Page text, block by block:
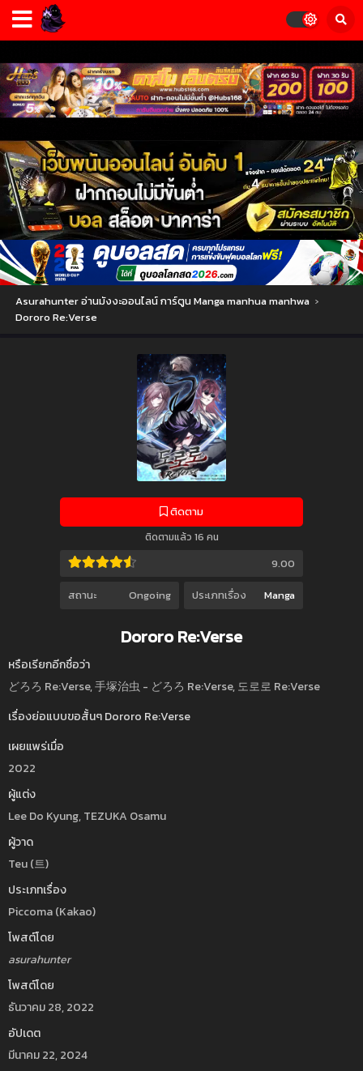
Asurahunter อ่านมังงะออนไลน์ การ์ตูน Manga manhua manhwa ›
Dororo Re:Verse
ติดตาม
ติดตามแล้ว 16 คน
9.00
สถานะ Ongoing ประเภทเรื่อง Manga
Dororo Re:Verse
หรือเรียกอีกชื่อว่า
どろろ Re:Verse, 手塚治虫 - どろろ Re:Verse, 도로로 Re:Verse
เรื่องย่อแบบขอสั้นๆ Dororo Re:Verse
เผยแพร่เมื่อ
2022
ผู้แต่ง
Lee Do Kyung, TEZUKA Osamu
ผู้วาด
Teu (트)
ประเภทเรื่อง
Piccoma (Kakao)
โพสต์โดย
asurahunter
โพสต์โดย
ธันวาคม 28, 2022
อัปเดต
มีนาคม 22, 2024